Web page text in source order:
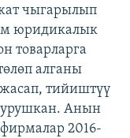
чыгарылып
юридикалык
товарларга
алганы
тийиштүү
Анын
2016-